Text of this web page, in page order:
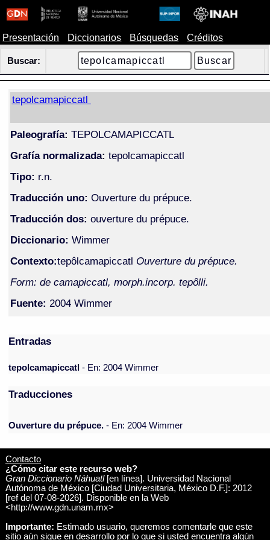
Presentación Diccionarios Búsquedas Créditos
Buscar:
tepolcamapiccatl
Paleografía: TEPOLCAMAPICCATL
Grafía normalizada: tepolcamapiccatl
Tipo: r.n.
Traducción uno: Ouverture du prépuce.
Traducción dos: ouverture du prépuce.
Diccionario: Wimmer
Contexto:tepôlcamapiccatl Ouverture du prépuce.
Form: de camapiccatl, morph.incorp. tepôlli.
Fuente: 2004 Wimmer
Entradas
tepolcamapiccatl- En: 2004 Wimmer
Traducciones
Ouverture du prépuce. - En: 2004 Wimmer
Contacto
¿Cómo citar este recurso web?
Gran Diccionario Náhuatl[en línea]. Universidad Nacional
Autónoma de México [Ciudad Universitaria, México D.F.]: 2012
[ref del 07-08-2026]. Disponible en la Web
<http://www.gdn.unam.mx>
Importante: Estimado usuario, queremos comentarle que este
sitio aún sigue en desarrollo por lo que si usted encuentra algún